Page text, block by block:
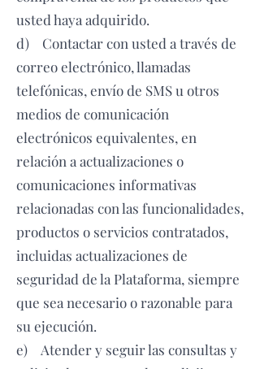
usted haya adquirido.
d) Contactar con usted a través de
correo electrónico, llamadas
telefónicas, envío de SMS u otros
medios de comunicación
electrónicos equivalentes, en
relación a actualizaciones o
comunicaciones informativas
relacionadas con las funcionalidades,
productos o servicios contratados,
incluidas actualizaciones de
seguridad de la Plataforma, siempre
que sea necesario o razonable para
su ejecución.
e) Atender y seguir las consultas y